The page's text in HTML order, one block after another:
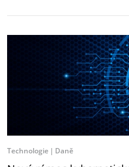
Technologie Daně